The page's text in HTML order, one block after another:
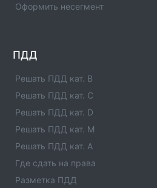
оператора, статус оператора,
Информация об операторе
Оператор техосмотра №00975.
оператора, статус оператора,
Информация об операторе
Оператор техосмотра №00974.
Оператор техосмотра №00973
Информация об операторе
Оформить несегмент
ПДД
Решать ПДД кат. B
Решать ПДД кат. C
Решать ПДД кат. D
Решать ПДД кат. M
Решать ПДД кат. A
Где сдать на права
Разметка ПДД